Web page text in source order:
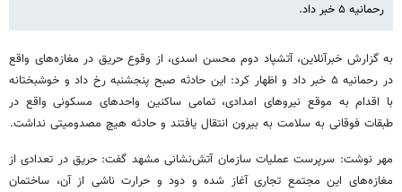
رحمانیه ۵ خبر داد.
به گزارش خبرآنلاین، آتشپاد دوم محسن اسدی، از وقوع حریق در مغازه‌های واقع
در رحمانیه ۵ خبر داد و اظهار کرد: این حادثه صبح پنجشنبه رخ داد و خوشبختانه
با اقدام به موقع نیروهای امدادی، تمامی ساکنین واحدهای مسکونی واقع در
طبقات فوقانی به سلامت به بیرون انتقال یافتند و حادثه هیچ مصدومیتی نداشت.
مهر نوشت: سرپرست عملیات سازمان آتش‌نشانی مشهد گفت: حریق در تعدادی از
مغازه‌های این مجتمع تجاری آغاز شده و دود و حرارت ناشی از آن، ساختمان